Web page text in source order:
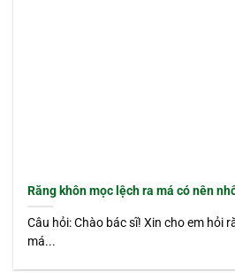
Răng khôn mọc lệch ra má có nên
Câu hỏi: Chào bác sĩ! Xin cho em hỏi
má...